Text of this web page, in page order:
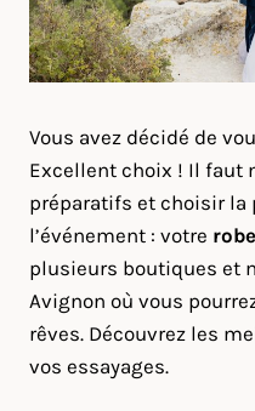
Vous avez décidé de
Excellent choix ! Il faut
préparatifs et choisir la
l’événement : votre
plusieurs boutiques et
Avignon où vous
rêves. Découvrez les
vos essayages.